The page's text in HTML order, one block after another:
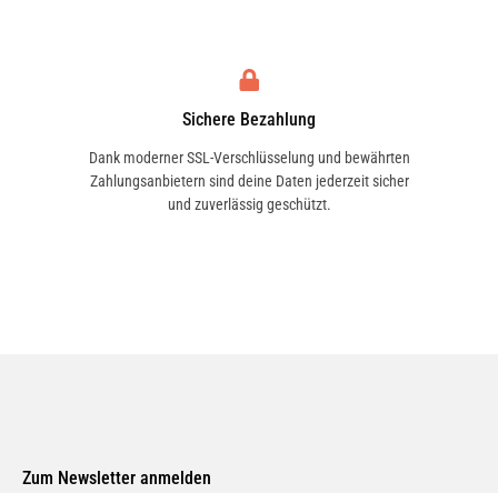
Sichere Bezahlung
Dank moderner SSL-Verschlüsselung und bewährten
Zahlungsanbietern sind deine Daten jederzeit sicher
und zuverlässig geschützt.
Zum Newsletter anmelden